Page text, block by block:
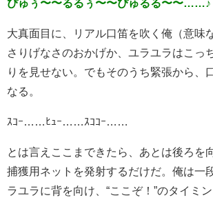
ぴゅぅ〜〜るるぅ〜〜ぴゅるる〜〜……♪
大真面目に、リアル口笛を吹く俺（意味
さりげなさのおかげか、ユラユラはこっ
りを見せない。でもそのうち緊張から、
なる。
ｽｺｰ……ﾋｭｰ……ｽｺｺｰ……
とは言えここまできたら、あとは後ろを
捕獲用ネットを発射するだけだ。俺は一
ラユラに背を向け、“ここぞ！”のタイミ